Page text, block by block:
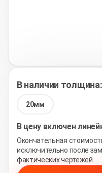
В наличии толщина:
20мм
В цену включен
Окончательная
исключительно после
фактических чертежей.